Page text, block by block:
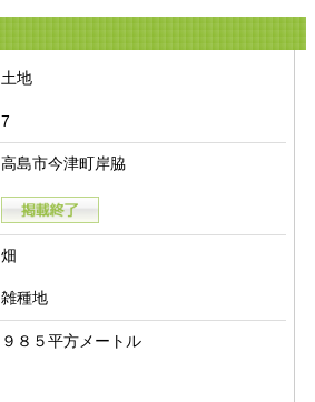
土地
7
高島市今津町岸脇
畑
雑種地
９８５平方メートル